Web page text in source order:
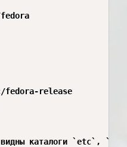
fedora
release
видны каталоги `etc`,